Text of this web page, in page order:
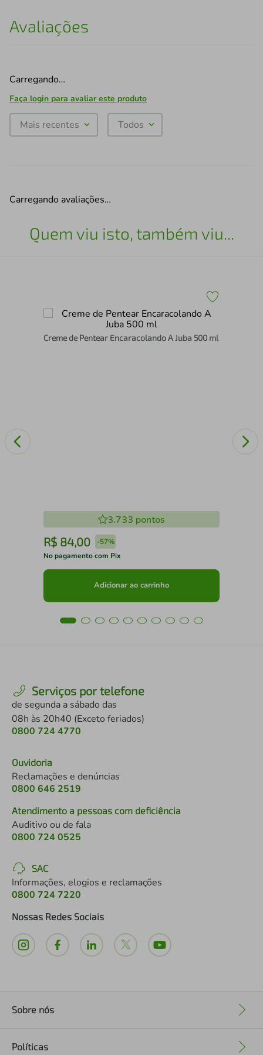
Avaliações
Carregando…
Faça login para avaliar este produto
Mais recentes Todos
Carregando avaliações…
Quem viu isto, também viu...
Creme de Pentear Encaracolando A Juba 500 ml
3.733 pontos
R$ 84,00 -57%
No pagamento com Pix
Adicionar ao carrinho
Serviços por telefone
de segunda a sábado das
08h às 20h40 (Exceto feriados)
0800 724 4770
Ouvidoria
Reclamações e denúncias
0800 646 2519
Atendimento a pessoas com deficiência
Auditivo ou de fala
0800 724 0525
SAC
Informações, elogios e reclamações
0800 724 7220
Nossas Redes Sociais
Sobre nós
Políticas